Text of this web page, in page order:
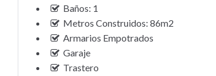
Baños: 1
Metros Construidos: 86m2
Armarios Empotrados
Garaje
Trastero